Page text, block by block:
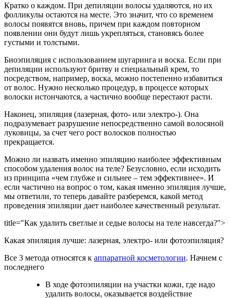
Кратко о каждом. При депиляции волосы удаляются, но их
фолликулы остаются на месте. Это значит, что со временем
волосы появятся вновь, причем при каждом повторном
появлении они будут лишь укрепляться, становясь более
густыми и толстыми.
Биоэпиляция с использованием шугаринга и воска. Если при
депиляции используют бритву и специальный крем, то
посредством, например, воска, можно постепенно избавиться
от волос. Нужно несколько процедур, в процессе которых
волоски истончаются, а частично вообще перестают расти.
Наконец, эпиляция (лазерная, фото- или электро-). Она
подразумевает разрушение непосредственно самой волосяной
луковицы, за счет чего рост волосков полностью
прекращается.
Можно ли назвать именно эпиляцию наиболее эффективным
способом удаления волос на теле? Безусловно, если исходить
из принципа «чем глубже и сильнее – тем эффективнее». И
если частично на вопрос о том, какая именно эпиляция лучше,
мы ответили, то теперь давайте разберемся, какой метод
проведения эпиляции дает наиболее качественный результат.
title="Как удалить светлые и седые волосы на теле навсегда?">
Какая эпиляция лучше: лазерная, электро- или фотоэпиляция?
Все 3 метода относятся к аппаратной косметологии. Начнем с
последнего
В ходе фотоэпиляции на участки кожи, где надо
удалить волосы, оказывается воздействие